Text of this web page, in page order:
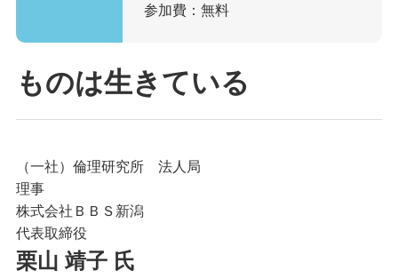
参加費：無料
ものは生きている
（一社）倫理研究所 法人局
理事
株式会社ＢＢＳ新潟
代表取締役
栗山 靖子 氏